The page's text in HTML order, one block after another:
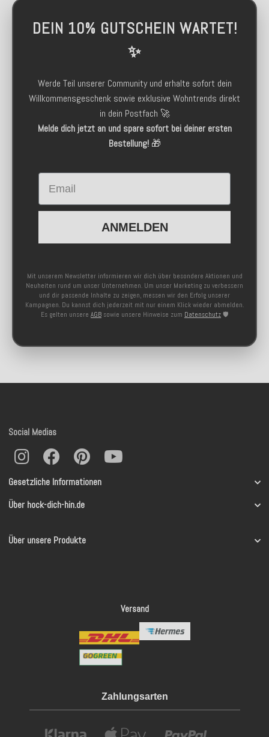
DEIN 10% GUTSCHEIN WARTET!
✨
Werde Teil unserer Community und erhalte sofort dein
Willkommensgeschenk sowie exklusive Wohntrends direkt
in dein Postfach 🚀
Melde dich jetzt an und spare sofort bei deiner ersten
Bestellung!🎁
Email
ANMELDEN
Mit unserem Newsletter informieren wir dich über besondere Aktionen und
Neuheiten rund um unser Unternehmen. Um unser Marketing zu verbessern
und dir passende Inhalte zu zeigen, messen wir den Erfolg unserer
Kampagnen. Du kannst dich jederzeit mit nur einem Klick wieder abmelden.
Es gelten unsere AGB sowie unsere Hinweise zum Datenschutz 🛡️
Gesetzliche Informationen
Über hock-dich-hin.de
Über unsere Produkte
Social Medias
Versand
Zahlungsarten